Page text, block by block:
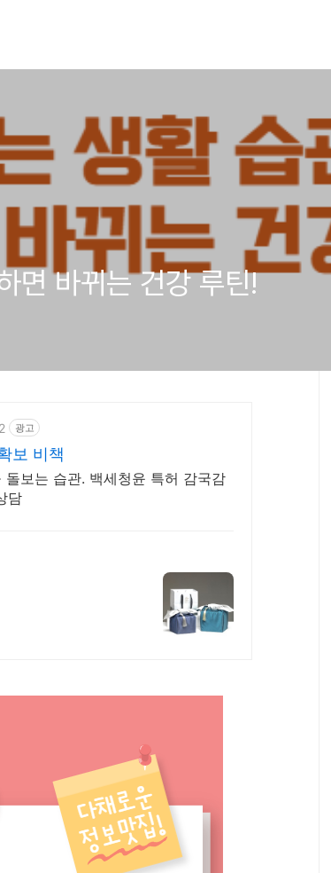
면 바뀌는 건강 루틴!
광고
보 비책
보는 습관. 백세청윤 특허 감국감
담